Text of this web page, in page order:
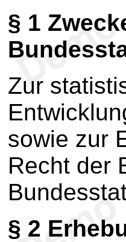
§ 1
Zur
sowie zur
Recht der
§ 2